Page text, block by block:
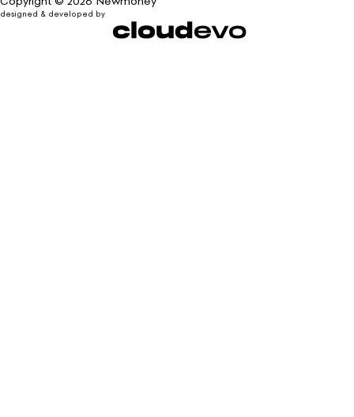
designed & developed by